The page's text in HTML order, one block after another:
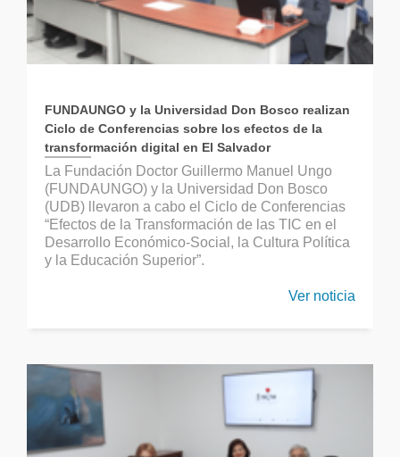
FUNDAUNGO y la Universidad Don Bosco realizan
Ciclo de Conferencias sobre los efectos de la
transformación digital en El Salvador
La Fundación Doctor Guillermo Manuel Ungo
(FUNDAUNGO) y la Universidad Don Bosco
(UDB) llevaron a cabo el Ciclo de Conferencias
“Efectos de la Transformación de las TIC en el
Desarrollo Económico-Social, la Cultura Política
y la Educación Superior”.
Ver noticia